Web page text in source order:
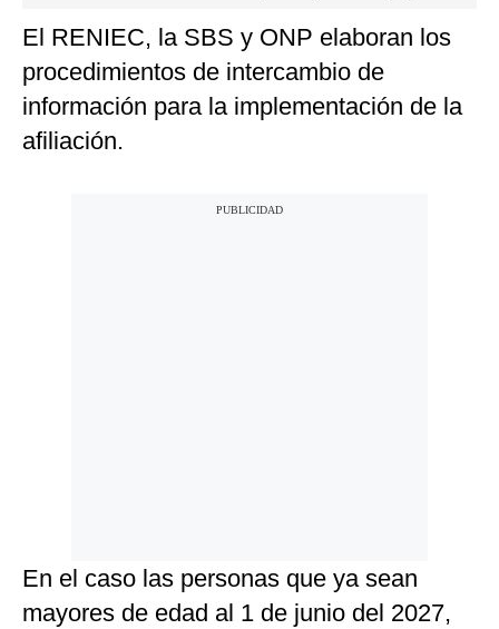
El RENIEC, la SBS y ONP elaboran los
procedimientos de intercambio de
información para la implementación de la
afiliación.
En el caso las personas que ya sean
mayores de edad al 1 de junio del 2027,